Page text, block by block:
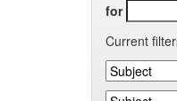
for
Current